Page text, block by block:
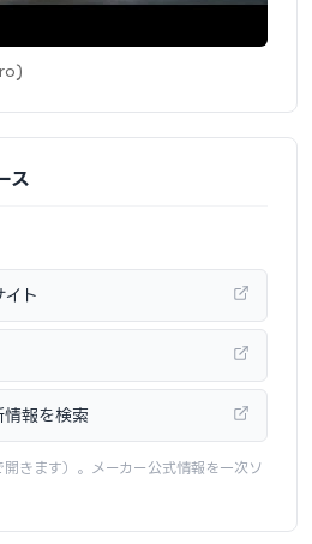
ス
ト
報を検索
きます）。メーカー公式情報を一次ソ